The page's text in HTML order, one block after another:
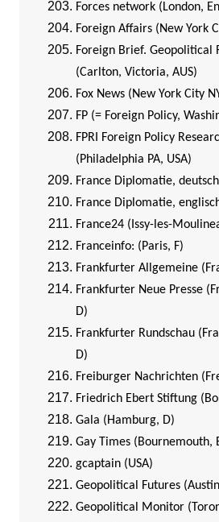
Forces network (London,
Foreign Affairs (New York
Foreign Brief. Geopolitical
(Carlton, Victoria, AUS)
Fox News (New York City
FP (= Foreign Policy,
FPRI Foreign Policy
(Philadelphia PA, USA)
France Diplomatie,
France Diplomatie,
France24 (Issy-les-
Franceinfo: (Paris, F)
Frankfurter Allgemeine
Frankfurter Neue Presse
D)
Frankfurter Rundschau
D)
Freiburger Nachrichten
Friedrich Ebert Stiftung
Gala (Hamburg, D)
Gay Times (Bournemouth,
gcaptain (USA)
Geopolitical Futures
Geopolitical Monitor